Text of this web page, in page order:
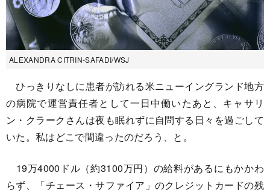
ALEXANDRA CITRIN-SAFADI/WSJ
ひっきりなしに患者が訪れる米ニューイングランド地方
の病院で運営責任者として一日中働いたあと、キャサリ
ン・クラークさんは夜も眠れずに自問する日々を過ごして
いた。私はどこで間違ったのだろう、と。
19万4000ドル（約3100万円）の給料があるにもかかわ
らず、「チェース・サファイア」のクレジットカードの残